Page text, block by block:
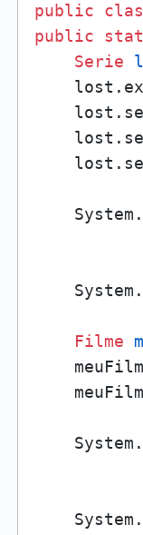
public
public
Serie
Filme